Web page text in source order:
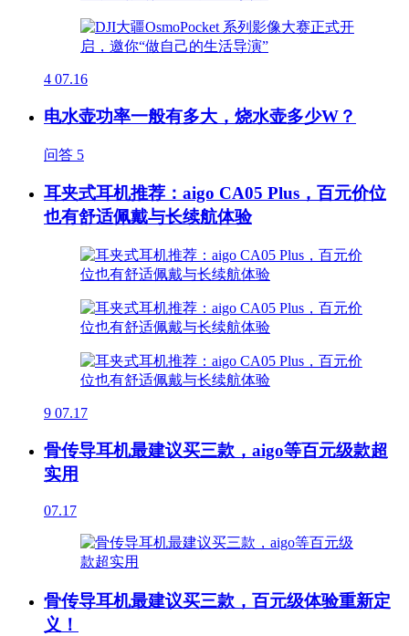
4 07.16
电水壶功率一般有多大，烧水壶多少W？
问答 5
耳夹式耳机推荐：aigo CA05 Plus，百元价位
也有舒适佩戴与长续航体验
9 07.17
骨传导耳机最建议买三款，aigo等百元级款超
实用
07.17
骨传导耳机最建议买三款，百元级体验重新定
义！